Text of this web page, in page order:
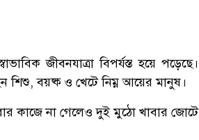
জীবনযাত্রা বিপর্যস্ত হয়ে পড়েছে।
শিশু, বয়ষ্ক ও খেটে নিম্ন আয়ের মানুষ।
কাজে না গেলেও দুই মুঠো খাবার জোটে